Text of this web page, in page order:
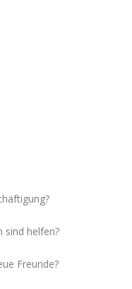
sind helfen?
Freunde?